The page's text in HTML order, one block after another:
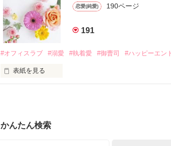
夏木美桜(なつきみお)
✕
鳴海哲平 (なるみてっぺい)
止まっていたはずの二人の時間が、再び動き出す。
恋愛(純愛) 190ページ
191
#オフィスラブ #溺愛 #執着愛 #御曹司 #ハッピーエン
表紙を見る
雪瀬鷹哉（29）が『──俺と結婚してくれないか』
かんたん検索